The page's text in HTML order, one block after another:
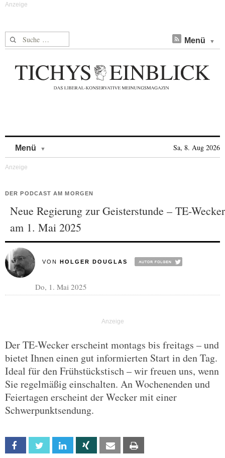
Suche nach: Menü
Menü Sa, 8. Aug 2026
DER PODCAST AM MORGEN
Neue Regierung zur Geisterstunde – TE-Wecker
am 1. Mai 2025
VON HOLGER DOUGLAS
Do, 1. Mai 2025
Der TE-Wecker erscheint montags bis freitags – und
bietet Ihnen einen gut informierten Start in den Tag.
Ideal für den Frühstückstisch – wir freuen uns, wenn
Sie regelmäßig einschalten. An Wochenenden und
Feiertagen erscheint der Wecker mit einer
Schwerpunktsendung.
Facebook Twitter Linkedin Xing Email